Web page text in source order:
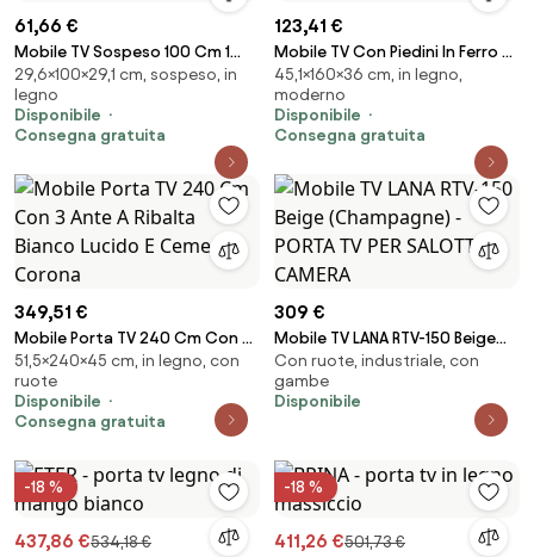
61,66 €
Mobile TV Sospeso 100 Cm 1
Anta Frontale Legno E Antracite
Roy
29,6×100×29,1 cm, sospeso, in
legno
Disponibile
Consegna gratuita
123,41 €
Mobile TV Con Piedini In Ferro 2
Ante Frontali 160x36x45 Ocean
Rafia
45,1×160×36 cm, in legno,
moderno
Disponibile
Consegna gratuita
349,51 €
Mobile Porta TV 240 Cm Con 3
Ante A Ribalta Bianco Lucido E
Cemento Corona
51,5×240×45 cm, in legno, con
ruote
Disponibile
Consegna gratuita
309 €
Mobile TV LANA RTV-150 Beige
(Champagne) - PORTA TV PER
SALOTTO CAMERA
Con ruote, industriale, con
gambe
Disponibile
-18 %
437,86 €534,18 €
-18 %
411,26 €501,73 €